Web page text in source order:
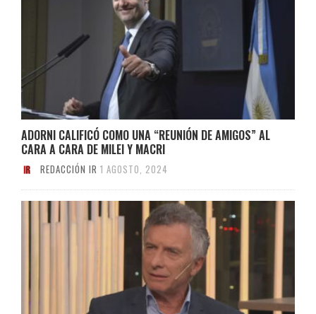
ADORNI CALIFICÓ COMO UNA “REUNIÓN DE AMIGOS” AL
CARA A CARA DE MILEI Y MACRI
REDACCIÓN IR 1 AGOSTO, 2024